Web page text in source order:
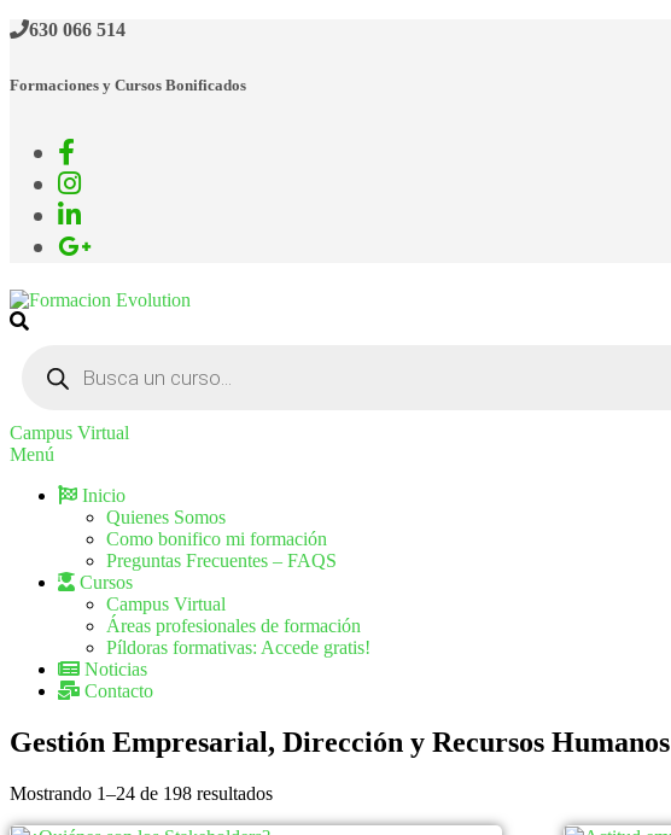
Saltar630 066 514
Formaciones y Cursos Bonificados
productos
Campus Virtual
Menú
Inicio
Quienes Somos
Como bonifico mi formación
Preguntas Frecuentes – FAQS
Cursos
Campus Virtual
Áreas profesionales de formación
Píldoras formativas: Accede gratis!
Noticias
Contacto
Gestión Empresarial, Dirección y Recursos Humanos
Mostrando 1–24 de 198 resultados